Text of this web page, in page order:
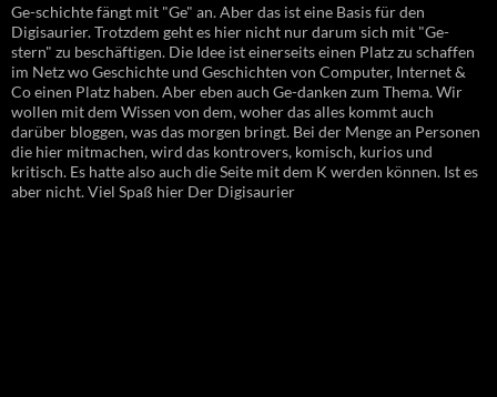
Ge-schichte fängt mit "Ge" an. Aber das ist eine Basis für den
Digisaurier. Trotzdem geht es hier nicht nur darum sich mit "Ge-
stern" zu beschäftigen. Die Idee ist einerseits einen Platz zu schaffen
im Netz wo Geschichte und Geschichten von Computer, Internet &
Co einen Platz haben. Aber eben auch Ge-danken zum Thema. Wir
wollen mit dem Wissen von dem, woher das alles kommt auch
darüber bloggen, was das morgen bringt. Bei der Menge an Personen
die hier mitmachen, wird das kontrovers, komisch, kurios und
kritisch. Es hatte also auch die Seite mit dem K werden können. Ist es
aber nicht. Viel Spaß hier Der Digisaurier